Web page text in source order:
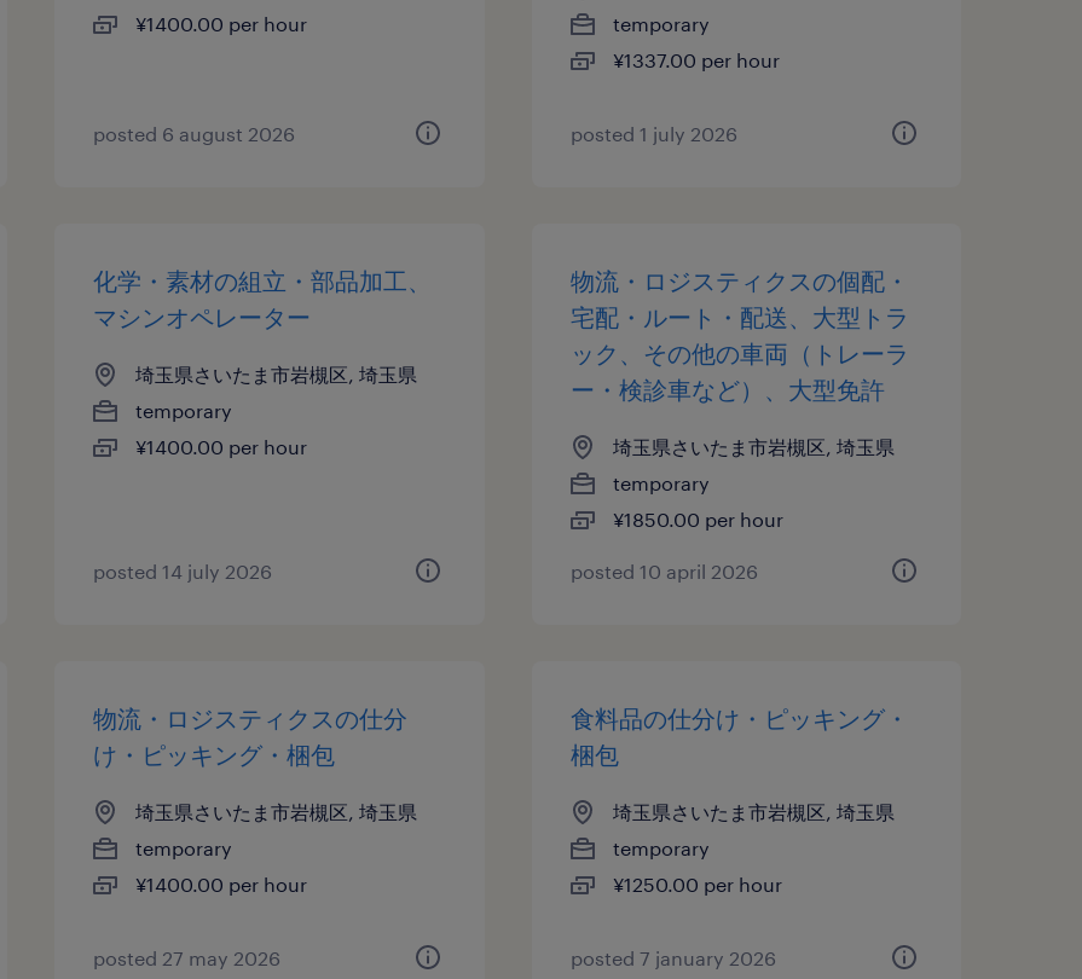
¥1400.00 per hour
posted 6 august 2026
temporary
¥1337.00 per hour
posted 1 july 2026
化学・素材の組立・部品加工、
マシンオペレーター
埼玉県さいたま市岩槻区, 埼玉県
temporary
¥1400.00 per hour
posted 14 july 2026
物流・ロジスティクスの個配・
宅配・ルート・配送、大型トラ
ック、その他の車両（トレーラ
ー・検診車など）、大型免許
埼玉県さいたま市岩槻区, 埼玉県
temporary
¥1850.00 per hour
posted 10 april 2026
物流・ロジスティクスの仕分
け・ピッキング・梱包
埼玉県さいたま市岩槻区, 埼玉県
temporary
¥1400.00 per hour
posted 27 may 2026
食料品の仕分け・ピッキング・
梱包
埼玉県さいたま市岩槻区, 埼玉県
temporary
¥1250.00 per hour
posted 7 january 2026